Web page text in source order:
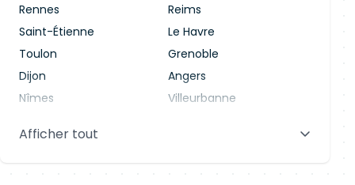
Rennes
Reims
Saint-Étienne
Le Havre
Toulon
Grenoble
Dijon
Angers
Nîmes
Villeurbanne
Aix-en-Provence
Afficher tout